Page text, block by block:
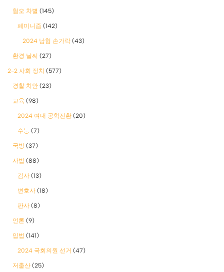
혐오 차별 (145)
폐미니즘 (142)
2024 남혐 손가락 (43)
환경 날씨 (27)
2-2 사회 정치 (577)
경찰 치안 (23)
교육 (98)
2024 여대 공학전환 (20)
수능 (7)
국방 (37)
사법 (88)
검사 (13)
변호사 (18)
판사 (8)
언론 (9)
입법 (141)
2024 국회의원 선거 (47)
저출산 (25)